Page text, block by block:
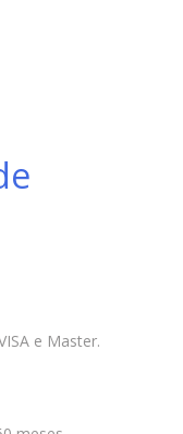
e Master.